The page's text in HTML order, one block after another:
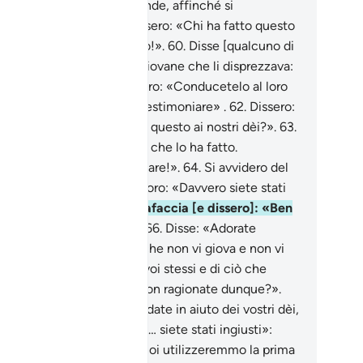
briciole, eccetto il più grande, affinché si
Dissero: «Chi ha fatto questo
nostri dèi è certo un iniquo!». 60. Disse [qualcuno di
«Abbiamo sentito un giovane che li disprezzava:
Dissero: «Conducetelo al loro
affinché possano testimoniare» . 62. Dissero:
Abramo, sei stato tu a far questo ai nostri dèi?». 63.
«È il più grande di loro che lo ha fatto.
se possono parlare!». 64. Si avvidero del
imbarazzo e dissero tra loro: «Davvero siete stati
Fecero un voltafaccia [e dissero]: «Ben
66. Disse: «Adorate
di Allah qualcuno che non vi giova e non vi
Vergognatevi di voi stessi e di ciò che
all’infuori di Allah! Non ragionate dunque?».
Dissero: «Bruciatelo e andate in aiuto dei vostri dèi,
siete [in grado] di farlo». «… siete stati ingiusti»:
già in altri passi dove noi utilizzeremmo la prima